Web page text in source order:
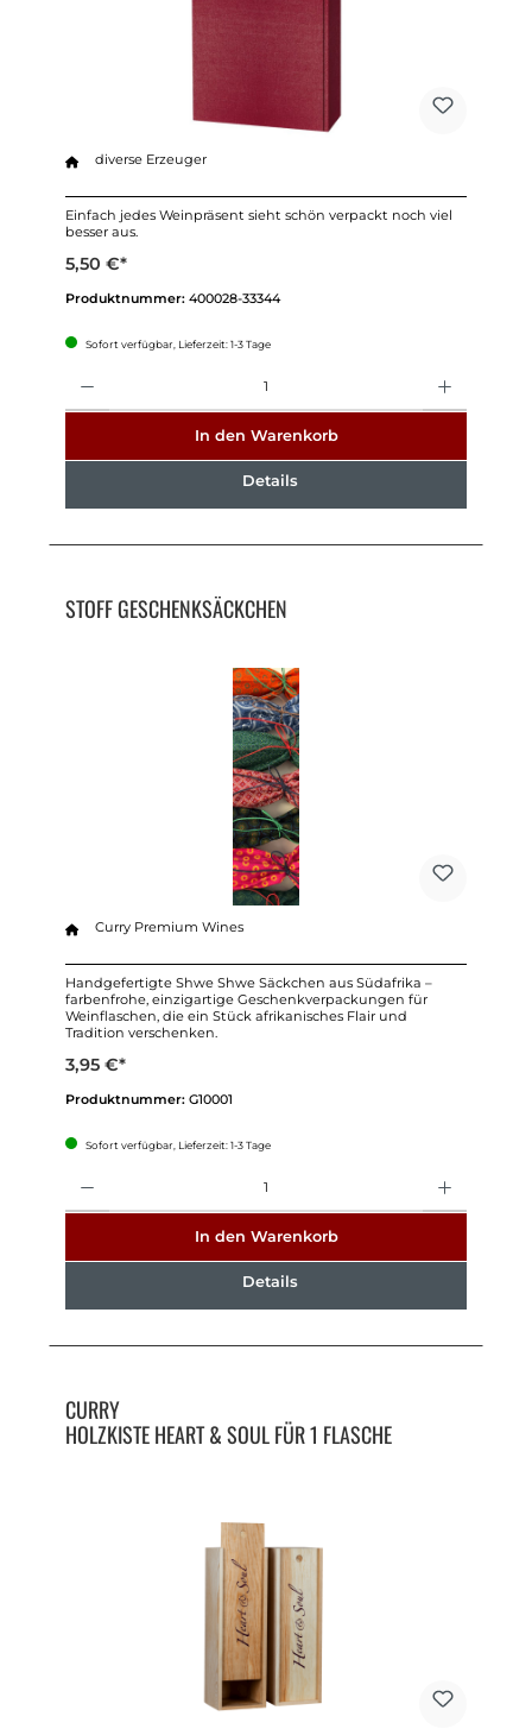
diverse Erzeuger
Einfach jedes Weinpräsent sieht schön verpackt noch viel
besser aus.
5,50 €*
Produktnummer: 400028-33344
Sofort verfügbar, Lieferzeit: 1-3 Tage
In den Warenkorb
Details
STOFF GESCHENKSÄCKCHEN
Curry Premium Wines
Handgefertigte Shwe Shwe Säckchen aus Südafrika –
farbenfrohe, einzigartige Geschenkverpackungen für
Weinflaschen, die ein Stück afrikanisches Flair und
Tradition verschenken.
3,95 €*
Produktnummer: G10001
Sofort verfügbar, Lieferzeit: 1-3 Tage
In den Warenkorb
Details
CURRY
HOLZKISTE HEART & SOUL FÜR 1 FLASCHE